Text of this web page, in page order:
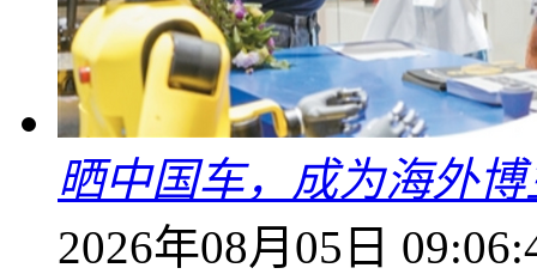
晒中国车，成为海外
2026年08月05日